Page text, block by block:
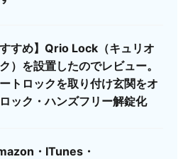
すすめ】Qrio Lock（キュリオ
）を設置したのでレビュー。
トロックを取り付け玄関をオ
ック・ハンズフリー解錠化
・ITunes・